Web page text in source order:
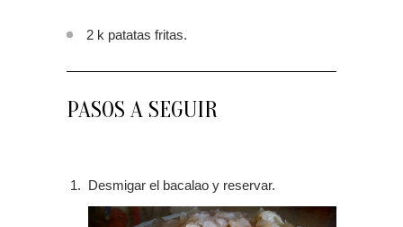
2 k patatas fritas.
PASOS A SEGUIR
Desmigar el bacalao y reservar.